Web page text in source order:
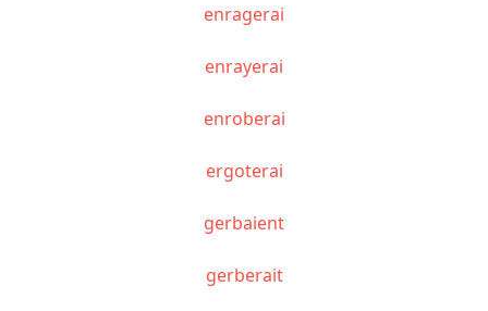
enragerai
enrayerai
enroberai
ergoterai
gerbaient
gerberait